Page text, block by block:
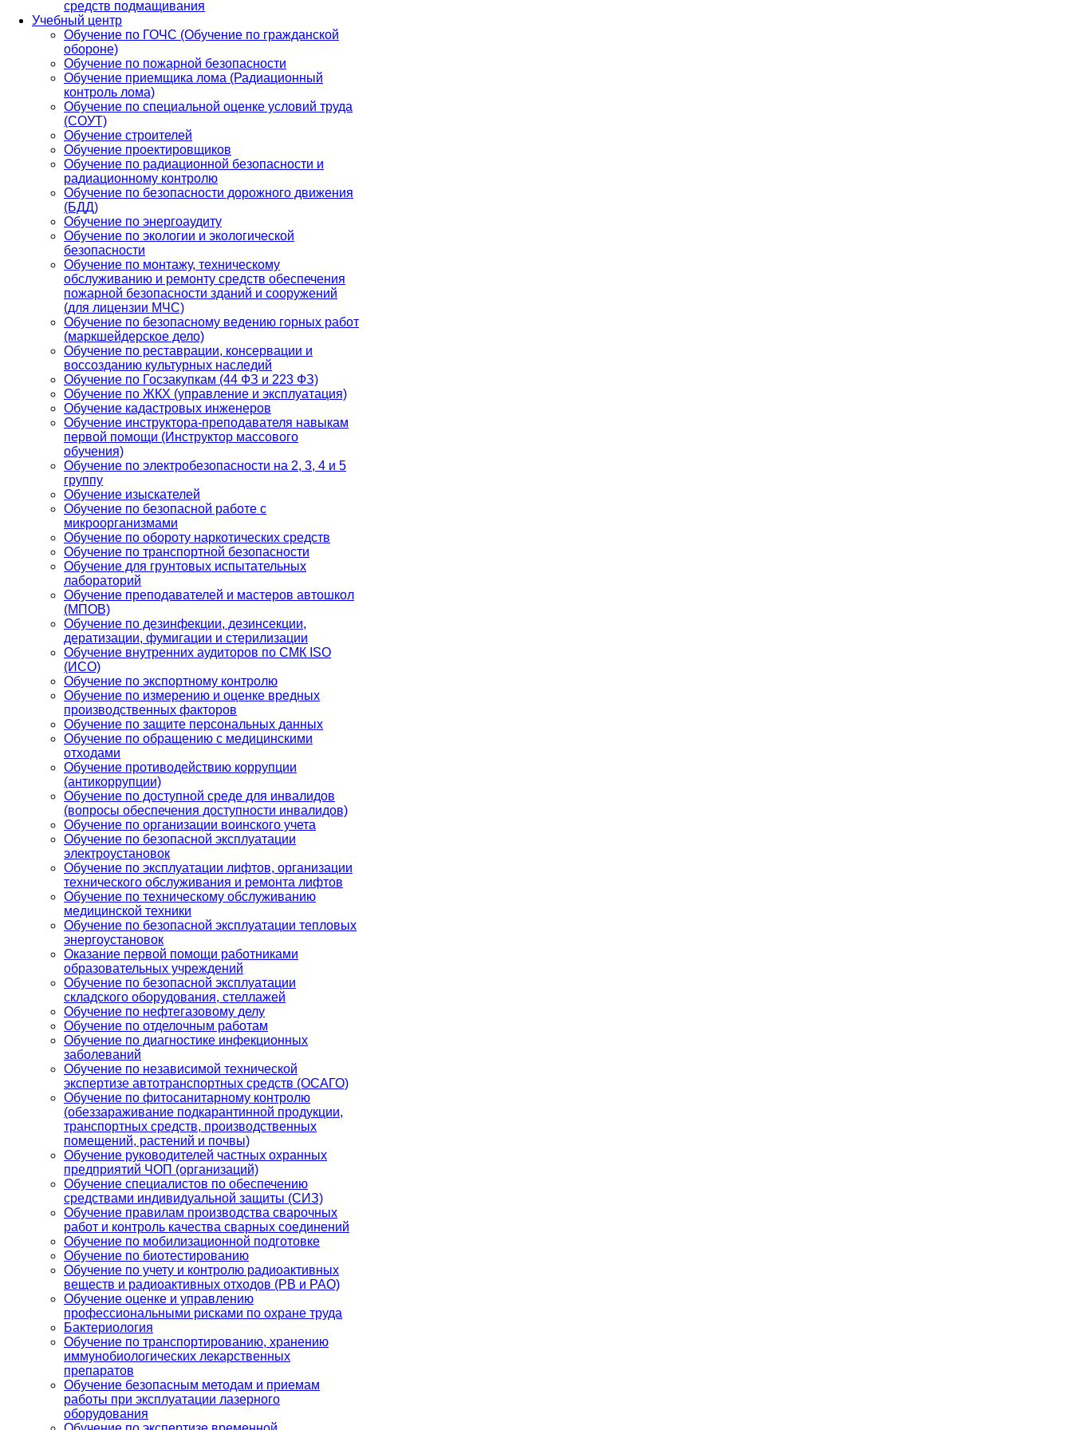
средств подмащивания
Учебный центр
Обучение по ГОЧС (Обучение по гражданской
обороне)
Обучение по пожарной безопасности
Обучение приемщика лома (Радиационный
контроль лома)
Обучение по специальной оценке условий труда
(СОУТ)
Обучение строителей
Обучение проектировщиков
Обучение по радиационной безопасности и
радиационному контролю
Обучение по безопасности дорожного движения
(БДД)
Обучение по энергоаудиту
Обучение по экологии и экологической
безопасности
Обучение по монтажу, техническому
обслуживанию и ремонту средств обеспечения
пожарной безопасности зданий и сооружений
(для лицензии МЧС)
Обучение по безопасному ведению горных работ
(маркшейдерское дело)
Обучение по реставрации, консервации и
воссозданию культурных наследий
Обучение по Госзакупкам (44 ФЗ и 223 ФЗ)
Обучение по ЖКХ (управление и эксплуатация)
Обучение кадастровых инженеров
Обучение инструктора-преподавателя навыкам
первой помощи (Инструктор массового
обучения)
Обучение по электробезопасности на 2, 3, 4 и 5
группу
Обучение изыскателей
Обучение по безопасной работе с
микроорганизмами
Обучение по обороту наркотических средств
Обучение по транспортной безопасности
Обучение для грунтовых испытательных
лабораторий
Обучение преподавателей и мастеров автошкол
(МПОВ)
Обучение по дезинфекции, дезинсекции,
дератизации, фумигации и стерилизации
Обучение внутренних аудиторов по СМК ISO
(ИСО)
Обучение по экспортному контролю
Обучение по измерению и оценке вредных
производственных факторов
Обучение по защите персональных данных
Обучение по обращению с медицинскими
отходами
Обучение противодействию коррупции
(антикоррупции)
Обучение по доступной среде для инвалидов
(вопросы обеспечения доступности инвалидов)
Обучение по организации воинского учета
Обучение по безопасной эксплуатации
электроустановок
Обучение по эксплуатации лифтов, организации
технического обслуживания и ремонта лифтов
Обучение по техническому обслуживанию
медицинской техники
Обучение по безопасной эксплуатации тепловых
энергоустановок
Оказание первой помощи работниками
образовательных учреждений
Обучение по безопасной эксплуатации
складского оборудования, стеллажей
Обучение по нефтегазовому делу
Обучение по отделочным работам
Обучение по диагностике инфекционных
заболеваний
Обучение по независимой технической
экспертизе автотранспортных средств (ОСАГО)
Обучение по фитосанитарному контролю
(обеззараживание подкарантинной продукции,
транспортных средств, производственных
помещений, растений и почвы)
Обучение руководителей частных охранных
предприятий ЧОП (организаций)
Обучение специалистов по обеспечению
средствами индивидуальной защиты (СИЗ)
Обучение правилам производства сварочных
работ и контроль качества сварных соединений
Обучение по мобилизационной подготовке
Обучение по биотестированию
Обучение по учету и контролю радиоактивных
веществ и радиоактивных отходов (РВ и РАО)
Обучение оценке и управлению
профессиональными рисками по охране труда
Бактериология
Обучение по транспортированию, хранению
иммунобиологических лекарственных
препаратов
Обучение безопасным методам и приемам
работы при эксплуатации лазерного
оборудования